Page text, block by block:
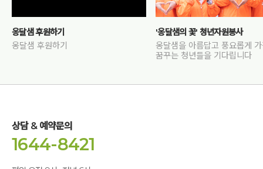
옹달샘 후원하기
옹달샘 후원하기
'옹달샘의 꽃' 청년자원봉사
옹달샘을 아름답고 풍요롭게
꿈꾸는 청년들을 기다립니다
상담 & 예약문의
1644-8421